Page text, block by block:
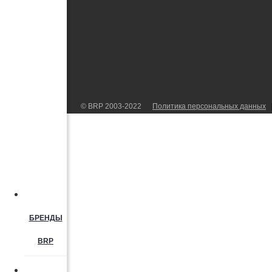
БРЕНДЫ
BRP
© BRP 2003-2022 Политика персональных данных